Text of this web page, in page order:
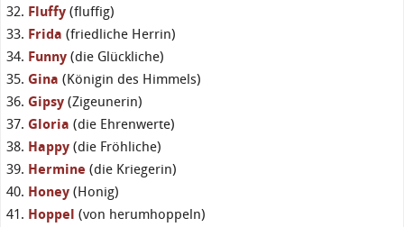
Fluffy (fluffig)
Frida (friedliche Herrin)
Funny (die Glückliche)
Gina (Königin des Himmels)
Gipsy (Zigeunerin)
Gloria (die Ehrenwerte)
Happy (die Fröhliche)
Hermine (die Kriegerin)
Honey (Honig)
Hoppel (von herumhoppeln)